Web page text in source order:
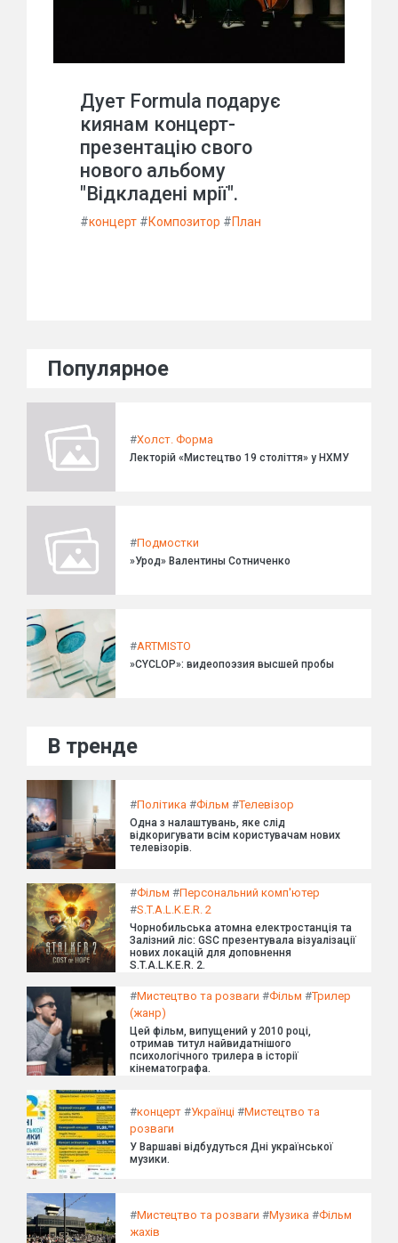
Дует Formula подарує
киянам концерт-
презентацію свого
нового альбому
"Відкладені мрії".
#концерт #Композитор #План
Популярное
#Холст. Форма
Лекторій «Мистецтво 19 століття» у НХМУ
#Подмостки
»Урод» Валентины Сотниченко
#ARTMISTO
»CYCLOP»: видеопоэзия высшей пробы
В тренде
#Політика #Фільм #Телевізор
Одна з налаштувань, яке слід
відкоригувати всім користувачам нових
телевізорів.
#Фільм #Персональний комп'ютер
#S.T.A.L.K.E.R. 2
Чорнобильська атомна електростанція та
Залізний ліс: GSC презентувала візуалізації
нових локацій для доповнення
S.T.A.L.K.E.R. 2.
#Мистецтво та розваги #Фільм #Трилер
(жанр)
Цей фільм, випущений у 2010 році,
отримав титул найвидатнішого
психологічного трилера в історії
кінематографа.
#концерт #Українці #Мистецтво та
розваги
У Варшаві відбудуться Дні української
музики.
#Мистецтво та розваги #Музика #Фільм
жахів